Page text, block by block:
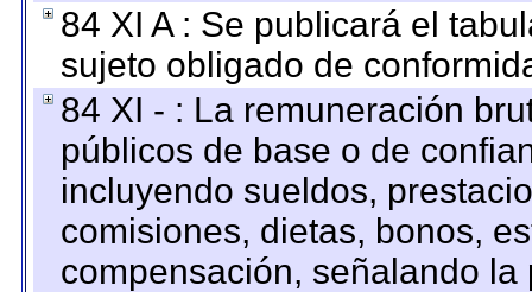
84 XI A : Se publicará el
sujeto obligado de
84 XI - : La remuneración
públicos de base o de
incluyendo sueldos,
comisiones, dietas, bonos,
compensación, señalando